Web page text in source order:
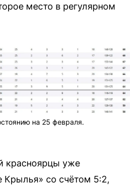
место в регулярном
на 25 февраля.
красноярцы уже
со счётом 5:2,